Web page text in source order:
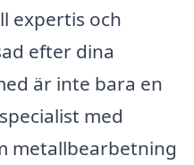
expertis och
efter dina
är inte bara en
med
metallbearbetning